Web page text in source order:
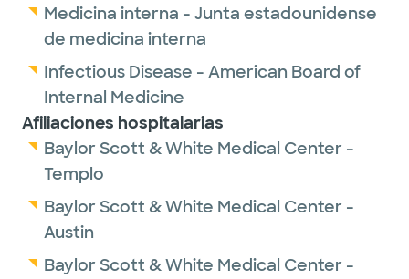
Medicina interna - Junta estadounidense
de medicina interna
Infectious Disease - American Board of
Internal Medicine
Afiliaciones hospitalarias
Baylor Scott & White Medical Center -
Templo
Baylor Scott & White Medical Center -
Austin
Baylor Scott & White Medical Center -